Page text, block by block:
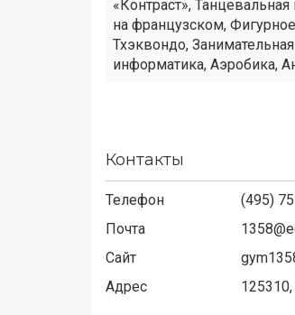
«Контраст»,
на французском,
Тхэквондо,
информатика, Аэробика,
Контакты
Телефон
(495)
Почта
Сайт
Адрес
125310,